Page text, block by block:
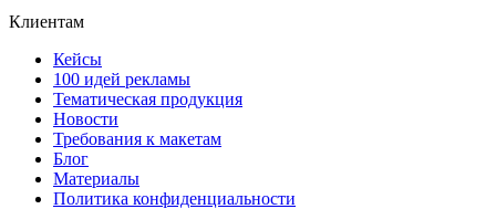
Клиентам
Кейсы
100 идей рекламы
Тематическая продукция
Новости
Требования к макетам
Блог
Материалы
Политика конфиденциальности